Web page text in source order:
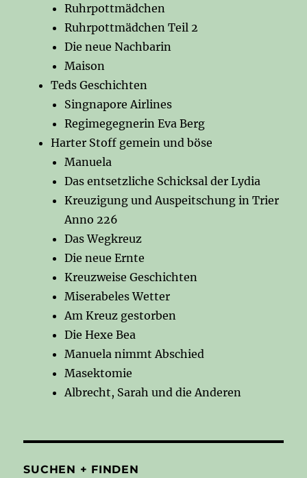
Ruhrpottmädchen
Ruhrpottmädchen Teil 2
Die neue Nachbarin
Maison
Teds Geschichten
Singnapore Airlines
Regimegegnerin Eva Berg
Harter Stoff gemein und böse
Manuela
Das entsetzliche Schicksal der Lydia
Kreuzigung und Auspeitschung in Trier
Anno 226
Das Wegkreuz
Die neue Ernte
Kreuzweise Geschichten
Miserabeles Wetter
Am Kreuz gestorben
Die Hexe Bea
Manuela nimmt Abschied
Masektomie
Albrecht, Sarah und die Anderen
SUCHEN + FINDEN